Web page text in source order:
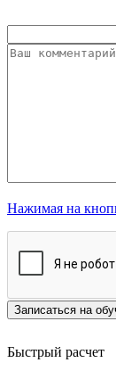
Нажимая на
Записаться на
Быстрый расчет